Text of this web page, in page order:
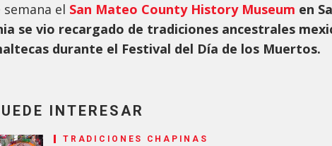
semana el San Mateo County History Museum en
se vio recargado de tradiciones ancestrales
durante el Festival del Día de los Muertos.
INTERESAR
TRADICIONES CHAPINAS